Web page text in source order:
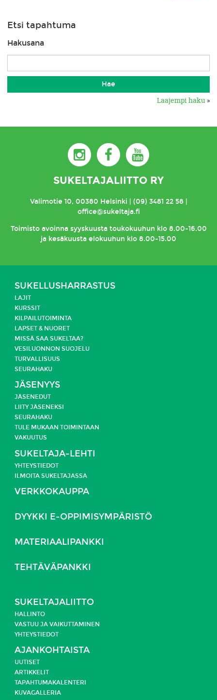
Etsi tapahtuma
Hakusana
Laajempi haku »
SUKELTAJALIITTO RY
Valimotie 10, 00380 Helsinki | (09) 3481 22 58 |
office@sukeltaja.fi
Toimistoavoinna syyskuusta toukokuuhun klo 8.00-16.00
ja kesäkuusta elokuuhun klo 8.00-15.00
SUKELLUSHARRASTUS
LAJIT
KURSSIT
KILPAILUTOIMINTA
LAPSET & NUORET
MISSÄ SAA SUKELTAA?
VESILUONNON SUOJELU
TURVALLISUUS
SEURAHAKU
JÄSENYYS
JÄSENEDUT
LIITY JÄSENEKSI
SEURAHAKU
TULE MUKAAN TOIMINTAAN
VAKUUTUS
SUKELTAJA-LEHTI
YHTEYSTIEDOT
ILMOITA SUKELTAJASSA
VERKKOKAUPPA
DYYKKI E-OPPIMISYMPÄRISTÖ
MATERIAALIPANKKI
TEHTÄVÄPANKKI
SUKELTAJALIITTO
HALLINTO
VASTUU JA VAIKUTTAMINEN
YHTEYSTIEDOT
AJANKOHTAISTA
UUTISET
ARTIKKELIT
TAPAHTUMAKALENTERI
KUVAGALLERIA